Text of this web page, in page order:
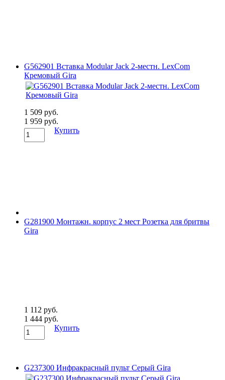
G562901 Вставка Modular Jack 2-местн. LexCom
Кремовый Gira
1 509 руб.
1 959 руб.
Купить
G281900 Монтажн. корпус 2 мест Розетка для бритвы
Gira
1 112 руб.
1 444 руб.
Купить
G237300 Инфракрасный пульт Серый Gira